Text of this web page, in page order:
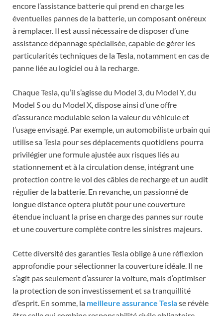
encore l’assistance batterie qui prend en charge les
éventuelles pannes de la batterie, un composant onéreux
à remplacer. Il est aussi nécessaire de disposer d’une
assistance dépannage spécialisée, capable de gérer les
particularités techniques de la Tesla, notamment en cas de
panne liée au logiciel ou à la recharge.
Chaque Tesla, qu’il s’agisse du Model 3, du Model Y, du
Model S ou du Model X, dispose ainsi d’une offre
d’assurance modulable selon la valeur du véhicule et
l’usage envisagé. Par exemple, un automobiliste urbain qui
utilise sa Tesla pour ses déplacements quotidiens pourra
privilégier une formule ajustée aux risques liés au
stationnement et à la circulation dense, intégrant une
protection contre le vol des câbles de recharge et un audit
régulier de la batterie. En revanche, un passionné de
longue distance optera plutôt pour une couverture
étendue incluant la prise en charge des pannes sur route
et une couverture complète contre les sinistres majeurs.
Cette diversité des garanties Tesla oblige à une réflexion
approfondie pour sélectionner la couverture idéale. Il ne
s’agit pas seulement d’assurer la voiture, mais d’optimiser
la protection de son investissement et sa tranquillité
d’esprit. En somme, la meilleure assurance Teslase révèle